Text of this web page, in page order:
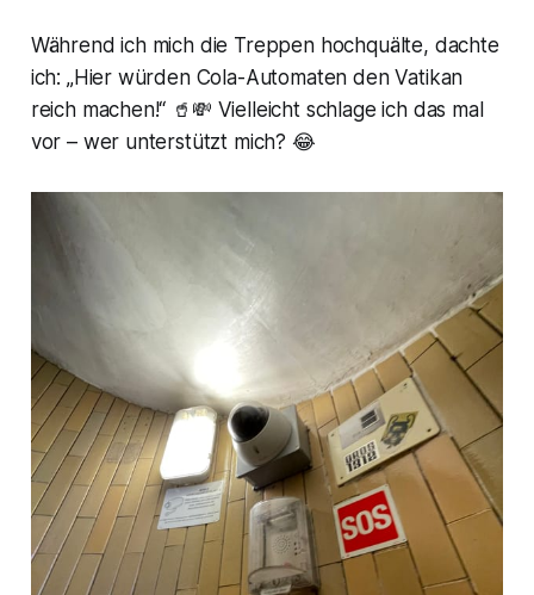
Während ich mich die Treppen hochquälte, dachte
ich: „Hier würden Cola-Automaten den Vatikan
reich machen!“ 🥤💸 Vielleicht schlage ich das mal
vor – wer unterstützt mich? 😂